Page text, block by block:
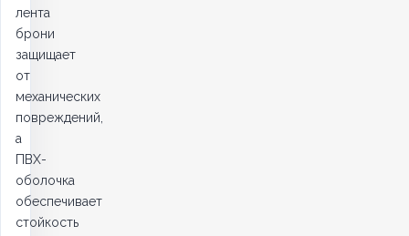
лента
брони
защищает
от
механических
повреждений,
а
ПВХ-
оболочка
обеспечивает
стойкость